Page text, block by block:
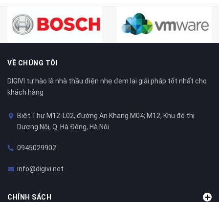
VỀ CHÚNG TÔI
DIGIVI tự hào là nhà thầu điện nhẹ đem lại giải pháp tốt nhất cho
khách hàng
Biệt Thự M12-L02, đường An Khang M04; M12, Khu đô thị
Dương Nội, Q. Hà Đông, Hà Nội
0945029902
info@digivi.net
CHÍNH SÁCH